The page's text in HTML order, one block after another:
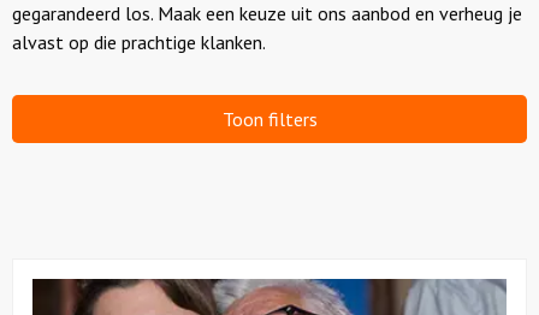
Feesten
gegarandeerd los. Maak een keuze uit ons aanbod en verheug je
alvast op die prachtige klanken.
Toon filters
Bekijk
Smartlappen